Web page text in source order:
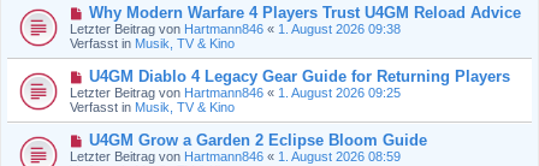
B
e
i
t
a
g
N
e
u
e
B
e
i
t
a
Why Modern Warfare 4 Players Trust U4GM Reload Advice
Letzter Beitrag von Hartmann846 « 1. August 2026 09:38
Verfasst in Musik, TV & Kino
N
e
u
e
B
e
U4GM Diablo 4 Legacy Gear Guide for Returning Players
Letzter Beitrag von Hartmann846 « 1. August 2026 09:25
Verfasst in Musik, TV & Kino
N
e
U4GM Grow a Garden 2 Eclipse Bloom Guide
Letzter Beitrag von Hartmann846 « 1. August 2026 08:59